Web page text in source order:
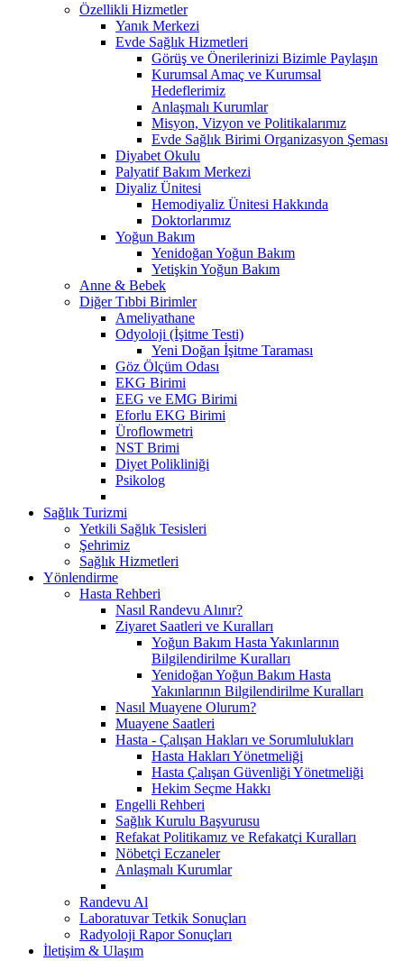
Özellikli Hizmetler
Yanık Merkezi
Evde Sağlık Hizmetleri
Görüş ve Önerilerinizi Bizimle Paylaşın
Kurumsal Amaç ve Kurumsal
Hedeflerimiz
Anlaşmalı Kurumlar
Misyon, Vizyon ve Politikalarımız
Evde Sağlık Birimi Organizasyon Şeması
Diyabet Okulu
Palyatif Bakım Merkezi
Diyaliz Ünitesi
Hemodiyaliz Ünitesi Hakkında
Doktorlarımız
Yoğun Bakım
Yenidoğan Yoğun Bakım
Yetişkin Yoğun Bakım
Anne & Bebek
Diğer Tıbbi Birimler
Ameliyathane
Odyoloji (İşitme Testi)
Yeni Doğan İşitme Taraması
Göz Ölçüm Odası
EKG Birimi
EEG ve EMG Birimi
Eforlu EKG Birimi
Üroflowmetri
NST Brimi
Diyet Polikliniği
Psikolog
Sağlık Turizmi
Yetkili Sağlık Tesisleri
Şehrimiz
Sağlık Hizmetleri
Yönlendirme
Hasta Rehberi
Nasıl Randevu Alınır?
Ziyaret Saatleri ve Kuralları
Yoğun Bakım Hasta Yakınlarının
Bilgilendirilme Kuralları
Yenidoğan Yoğun Bakım Hasta
Yakınlarının Bilgilendirilme Kuralları
Nasıl Muayene Olurum?
Muayene Saatleri
Hasta - Çalışan Hakları ve Sorumlulukları
Hasta Hakları Yönetmeliği
Hasta Çalışan Güvenliği Yönetmeliği
Hekim Seçme Hakkı
Engelli Rehberi
Sağlık Kurulu Başvurusu
Refakat Politikamız ve Refakatçi Kuralları
Nöbetçi Eczaneler
Anlaşmalı Kurumlar
Randevu Al
Laboratuvar Tetkik Sonuçları
Radyoloji Rapor Sonuçları
İletişim & Ulaşım